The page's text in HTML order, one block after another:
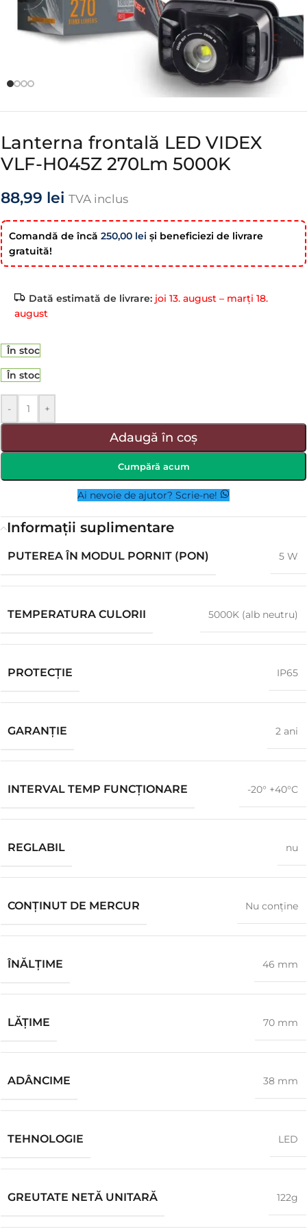
Lanterna frontală LED VIDEX
VLF-H045Z 270Lm 5000K
88,99 lei TVA inclus
Comandă de încă 250,00 lei şi beneficiezi de livrare
gratuită!
Dată estimată de livrare: joi 13. august – marți 18.
august
În stoc
În stoc
- +
Adaugă în coș
Cumpără acum
Ai nevoie de ajutor? Scrie-ne!
Informații suplimentare
PUTEREA ÎN MODUL PORNIT (PON) 5 W
TEMPERATURA CULORII 5000K (alb neutru)
PROTECŢIE IP65
GARANŢIE 2 ani
INTERVAL TEMP FUNCȚIONARE -20° +40°C
REGLABIL nu
CONȚINUT DE MERCUR Nu conţine
ÎNĂLŢIME 46 mm
LĂŢIME 70 mm
ADÂNCIME 38 mm
TEHNOLOGIE LED
GREUTATE NETĂ UNITARĂ 122g